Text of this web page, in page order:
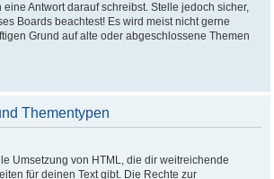
Antwort darauf schreibst. Stelle jedoch sicher,
Boards beachtest! Es wird meist nicht gerne
Grund auf alte oder abgeschlossene Themen
Thementypen
Umsetzung von HTML, die dir weitreichende
für deinen Text gibt. Die Rechte zur